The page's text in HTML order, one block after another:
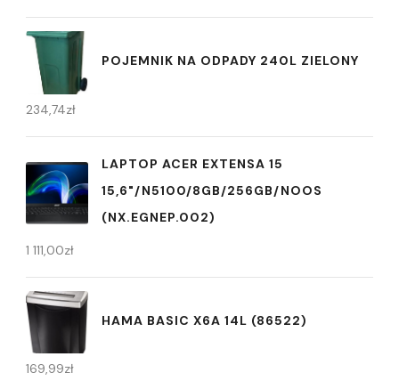
POJEMNIK NA ODPADY 240L ZIELONY
234,74zł
LAPTOP ACER EXTENSA 15
15,6"/N5100/8GB/256GB/NOOS
(NX.EGNEP.002)
1 111,00zł
HAMA BASIC X6A 14L (86522)
169,99zł